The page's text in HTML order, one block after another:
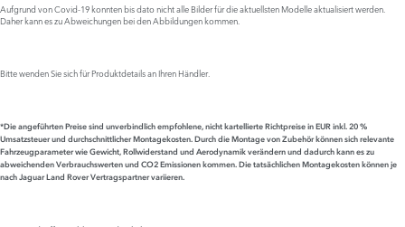
Aufgrund von Covid-19 konnten bis dato nicht alle Bilder für die aktuellsten Modelle aktualisiert werden.
Daher kann es zu Abweichungen bei den Abbildungen kommen.
Bitte wenden Sie sich für Produktdetails an Ihren Händler.
*Die angeführten Preise sind unverbindlich empfohlene, nicht kartellierte Richtpreise in EUR inkl. 20 %
Umsatzsteuer und durchschnittlicher Montagekosten. Durch die Montage von Zubehör können sich relevante
Fahrzeugparameter wie Gewicht, Rollwiderstand und Aerodynamik verändern und dadurch kann es zu
abweichenden Verbrauchswertenund CO2 Emissionen kommen.Die tatsächlichen Montagekosten können je
nach Jaguar Land Rover Vertragspartner variieren.